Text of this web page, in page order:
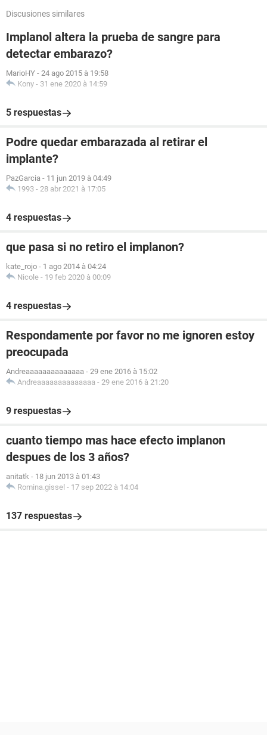
Discusiones similares
Implanol altera la prueba de sangre para
detectar embarazo?
MarioHY - 24 ago 2015 à 19:58
Kony - 31 ene 2020 à 14:59
5 respuestas
Podre quedar embarazada al retirar el
implante?
PazGarcia - 11 jun 2019 à 04:49
1993 - 28 abr 2021 à 17:05
4 respuestas
que pasa si no retiro el implanon?
kate_rojo - 1 ago 2014 à 04:24
Nicole - 19 feb 2020 à 00:09
4 respuestas
Respondamente por favor no me ignoren estoy
preocupada
Andreaaaaaaaaaaaaaa - 29 ene 2016 à 15:02
Andreaaaaaaaaaaaaaa - 29 ene 2016 à 21:20
9 respuestas
cuanto tiempo mas hace efecto implanon
despues de los 3 años?
anitatk - 18 jun 2013 à 01:43
Romina.gissel - 17 sep 2022 à 14:04
137 respuestas